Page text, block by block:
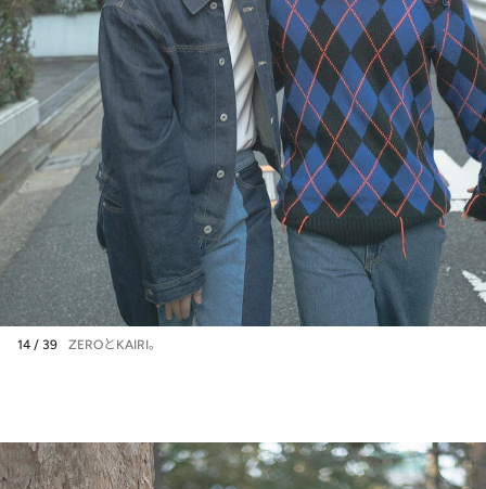
14 / 39 ZEROとKAIRI。